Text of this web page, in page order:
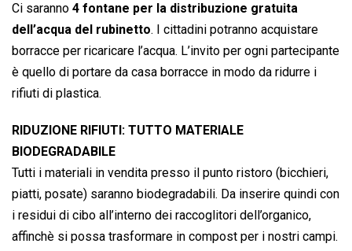
Ci saranno 4 fontane per la distribuzione gratuita
dell’acqua del rubinetto. I cittadini potranno acquistare
borracce per ricaricare l’acqua. L’invito per ogni partecipante
è quello di portare da casa borracce in modo da ridurre i
rifiuti di plastica.
RIDUZIONE RIFIUTI: TUTTO MATERIALE
BIODEGRADABILE
Tutti i materiali in vendita presso il punto ristoro (bicchieri,
piatti, posate) saranno biodegradabili. Da inserire quindi con
i residui di cibo all’interno dei raccoglitori dell’organico,
affinchè si possa trasformare in compost per i nostri campi.